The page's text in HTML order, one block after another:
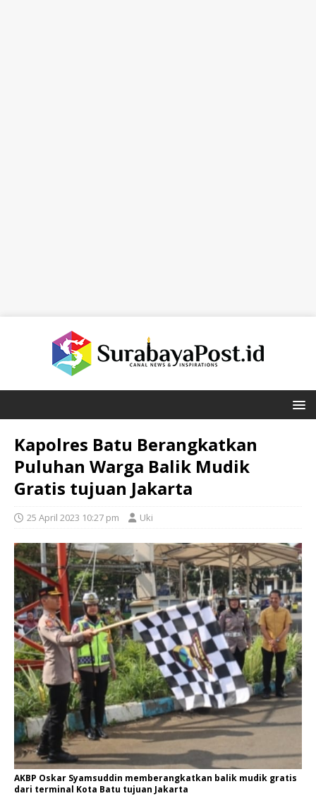
Kapolres Batu Berangkatkan
Puluhan Warga Balik Mudik
Gratis tujuan Jakarta
25 April 2023 10:27 pm Uki
AKBP Oskar Syamsuddin memberangkatkan balik mudik gratis
dari terminal Kota Batu tujuan Jakarta